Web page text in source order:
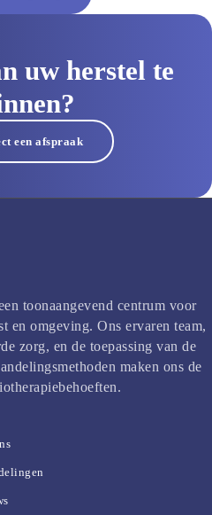
uw herstel te
een afspraak
toonaangevend centrum voor
en omgeving. Ons ervaren team,
zorg, en de toepassing van de
maken ons de